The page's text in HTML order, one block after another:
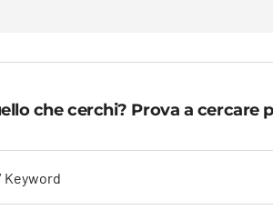
che cerchi? Prova a cercare